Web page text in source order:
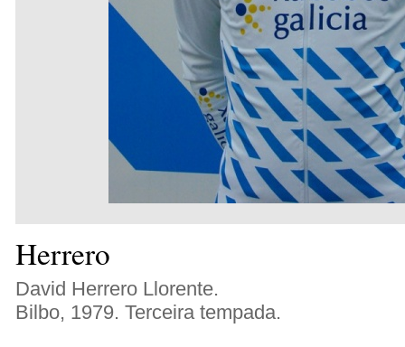
Herrero
David Herrero Llorente.
Bilbo, 1979. Terceira tempada.